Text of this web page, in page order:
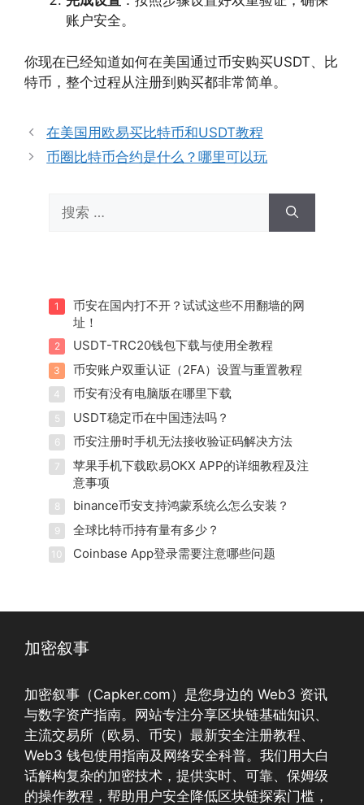
账户安全。
你现在已经知道如何在美国通过币安购买USDT、比
特币，整个过程从注册到购买都非常简单。
在美国用欧易买比特币和USDT教程
币圈比特币合约是什么？哪里可以玩
索：
1
币安在国内打不开？试试这些不用翻墙的网
址！
2 USDT-TRC20钱包下载与使用全教程
3 币安账户双重认证（2FA）设置与重置教程
4 币安有没有电脑版在哪里下载
5 USDT稳定币在中国违法吗？
6 币安注册时手机无法接收验证码解决方法
7
苹果手机下载欧易OKX APP的详细教程及注
意事项
8 binance币安支持鸿蒙系统么怎么安装？
9 全球比特币持有量有多少？
10 Coinbase App登录需要注意哪些问题
加密叙事
加密叙事（Capker.com）是您身边的 Web3 资讯
与数字资产指南。网站专注分享区块链基础知识、
主流交易所（欧易、币安）最新安全注册教程、
Web3 钱包使用指南及网络安全科普。我们用大白
话解构复杂的加密技术，提供实时、可靠、保姆级
的操作教程，帮助用户安全降低区块链探索门槛，